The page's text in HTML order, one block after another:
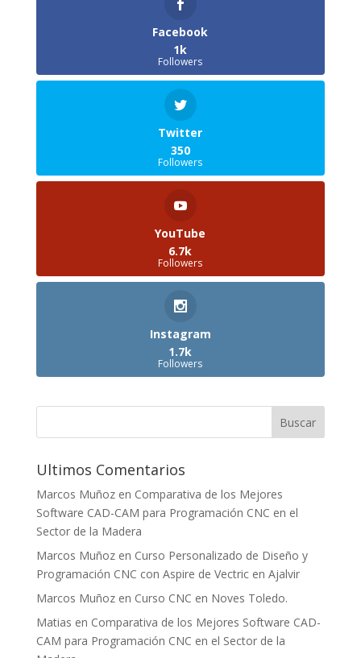
Facebook
1k
Followers
Twitter
350
Followers
YouTube
6.7k
Followers
Instagram
1.7k
Followers
Ultimos Comentarios
Marcos Muñozen Comparativa de los Mejores
Software CAD-CAM para Programación CNC en el
Sector de la Madera
Marcos Muñozen Curso Personalizado de Diseño y
Programación CNC con Aspire de Vectric en Ajalvir
Marcos Muñozen Curso CNC en Noves Toledo.
Matias en Comparativa de los Mejores Software CAD-
CAM para Programación CNC en el Sector de la